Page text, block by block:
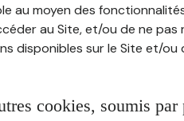
au moyen des
au Site, et/ou de ne
disponibles sur le Site et/
cookies, soumis